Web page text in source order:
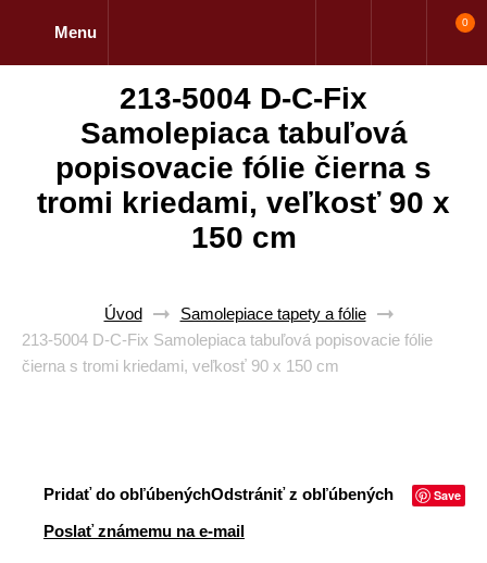
Menu
0
213-5004 D-C-Fix
Samolepiaca tabuľová
popisovacie fólie čierna s
tromi kriedami, veľkosť 90 x
150 cm
Úvod
Samolepiace tapety a fólie
213-5004 D-C-Fix Samolepiaca tabuľová popisovacie fólie
čierna s tromi kriedami, veľkosť 90 x 150 cm
Pridať do obľúbenýchOdstrániť z obľúbených Save
Poslať známemu na e-mail